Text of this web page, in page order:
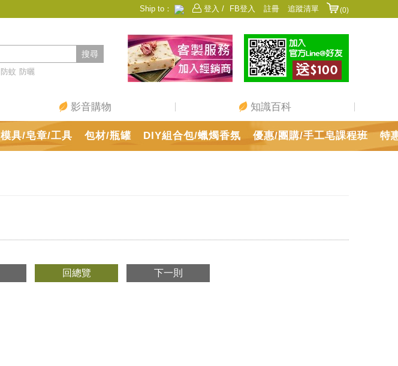
登入 / FB登入 註冊 追蹤清單
Ship to：
香港 日本 中國
澳門 美國 新加坡
防蚊 防曬
搜尋
模具/皂章/工具 包材/瓶罐 DIY組合包/蠟燭香氛 優惠/團購/手工皂課程班 特
(0)
影音購物 知識百科
回總覽 下一則